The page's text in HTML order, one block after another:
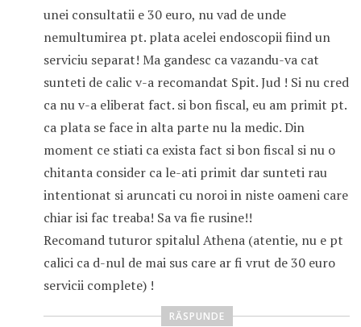
unei consultatii e 30 euro, nu vad de unde
nemultumirea pt. plata acelei endoscopii fiind un
serviciu separat! Ma gandesc ca vazandu-va cat
sunteti de calic v-a recomandat Spit. Jud ! Si nu cred
ca nu v-a eliberat fact. si bon fiscal, eu am primit pt.
ca plata se face in alta parte nu la medic. Din
moment ce stiati ca exista fact si bon fiscal si nu o
chitanta consider ca le-ati primit dar sunteti rau
intentionat si aruncati cu noroi in niste oameni care
chiar isi fac treaba! Sa va fie rusine!!
Recomand tuturor spitalul Athena (atentie, nu e pt
calici ca d-nul de mai sus care ar fi vrut de 30 euro
servicii complete) !
RĂSPUNDE